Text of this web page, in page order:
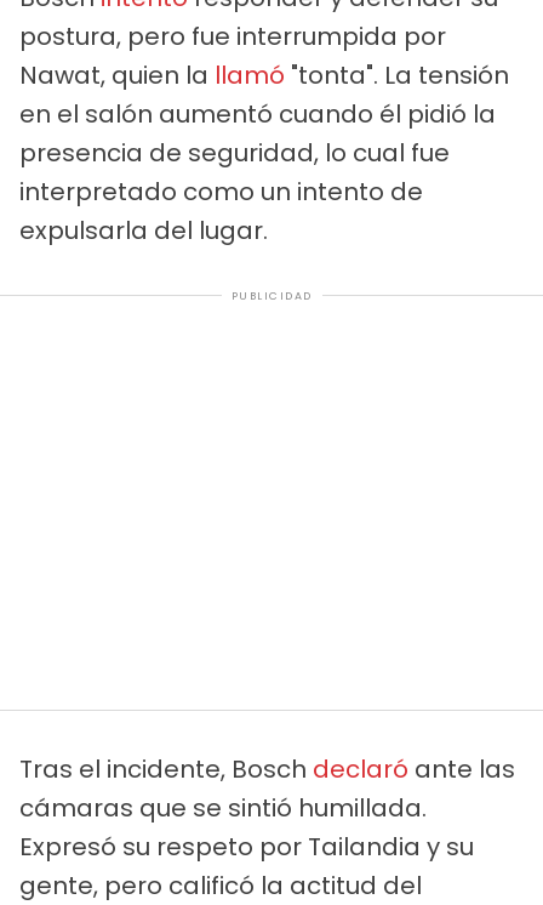
postura, pero fue interrumpida por
Nawat, quien la llamó "tonta". La tensión
en el salón aumentó cuando él pidió la
presencia de seguridad, lo cual fue
interpretado como un intento de
expulsarla del lugar.
PUBLICIDAD
Tras el incidente, Bosch declaró ante las
cámaras que se sintió humillada.
Expresó su respeto por Tailandia y su
gente, pero calificó la actitud del